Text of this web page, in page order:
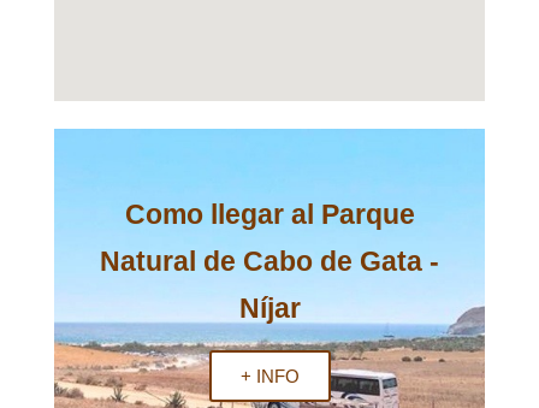
Como llegar al Parque
Natural de Cabo de Gata -
Níjar
+ INFO